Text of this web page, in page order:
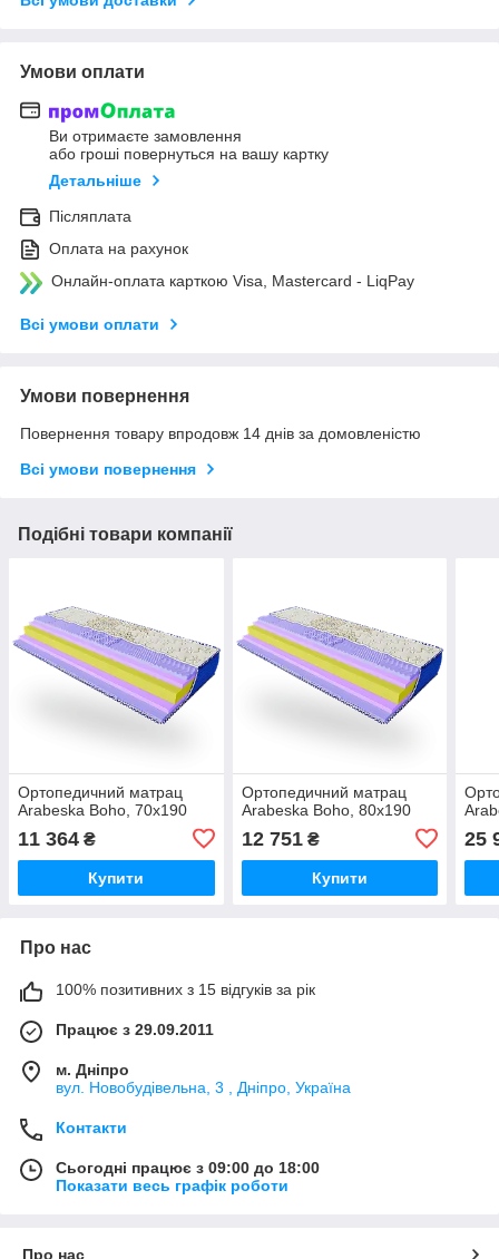
Умови оплати
Ви отримаєте замовлення
або гроші повернуться на вашу картку
Детальніше
Післяплата
Оплата на рахунок
Онлайн-оплата карткою Visa, Mastercard - LiqPay
Всі умови оплати
Умови повернення
Повернення товару впродовж 14 днів за домовленістю
Всі умови повернення
Подібні товари компанії
Ортопедичний матрац
Arabeska Boho, 70х190
11 364 ₴
Купити
Ортопедичний матрац
Arabeska Boho, 80х190
12 751₴
Купити
25
Про нас
100% позитивних з 15 відгуків за рік
Працює з 29.09.2011
м. Дніпро
вул. Новобудівельна, 3 , Дніпро, Україна
Контакти
Сьогодні працює з 09:00 до 18:00
Показати весь графік роботи
Про нас